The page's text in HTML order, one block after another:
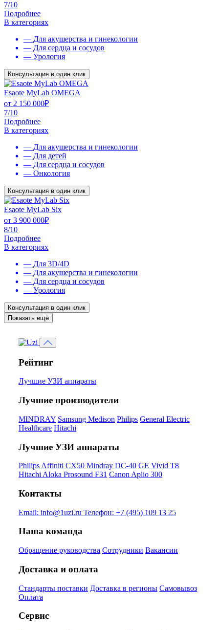
7/10
Подробнее
В категориях
— Для акушерства и гинекологии
— Для сердца и сосудов
— Урология
Консультация в один клик
Esaote MyLab OMEGA
от 2 150 000₽
7/10
Подробнее
В категориях
— Для акушерства и гинекологии
— Для детей
— Для сердца и сосудов
— Онкология
Консультация в один клик
Esaote MyLab Six
от 3 900 000₽
8/10
Подробнее
В категориях
— Для 3D/4D
— Для акушерства и гинекологии
— Для сердца и сосудов
— Урология
Консультация в один клик
Показать ещё
Рейтинг
Лучшие УЗИ аппараты
Лучшие производители
MINDRAY Samsung Medison Philips General Electric
Healthcare Hitachi
Лучшие УЗИ аппараты
Philips Affiniti CX50 Mindray DC-40 GE Vivid T8
Hitachi Aloka Prosound F31 Canon Aplio 300
Контакты
Email: info@1uzi.ru Телефон: +7 (495) 109 13 25
Наша команда
Обращение руководства Сотрудники Вакансии
Доставка и оплата
Стандарты поставки Доставка в регионы Самовывоз
Оплата
Сервис